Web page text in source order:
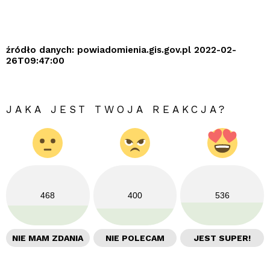
źródło danych: powiadomienia.gis.gov.pl 2022-02-
26T09:47:00
JAKA JEST TWOJA REAKCJA?
468
NIE MAM ZDANIA
400
NIE POLECAM
536
JEST SUPER!